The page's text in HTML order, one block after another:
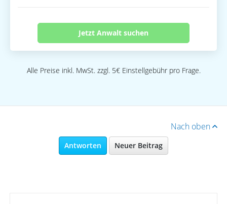
Jetzt Anwalt suchen
Alle Preise inkl. MwSt. zzgl. 5€ Einstellgebühr pro Frage.
Nach oben
Antworten Neuer Beitrag